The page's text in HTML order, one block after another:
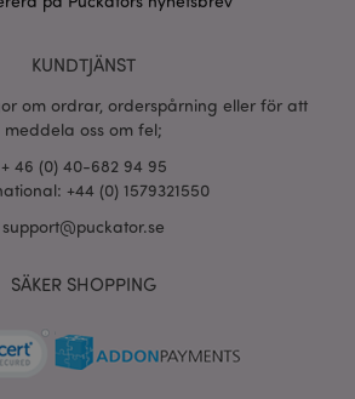
KUNDTJÄNST
om ordrar, orderspårning eller för att
meddela oss om fel;
+ 46 (0) 40-682 94 95
+44 (0) 1579321550
support@puckator.se
SÄKER SHOPPING
Adobe Inc.
www.puckator.se